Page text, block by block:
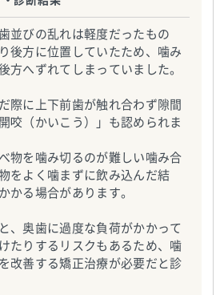
並びの乱れは軽度だったもの
後方に位置していたため、噛み
方へずれてしまっていました。
際に上下前歯が触れ合わず隙間
咬（かいこう）」も認められま
物を噛み切るのが難しい噛み合
をよく噛まずに飲み込んだ結
かる場合があります。
、奥歯に過度な負荷がかかって
たりするリスクもあるため、噛
改善する矯正治療が必要だと診